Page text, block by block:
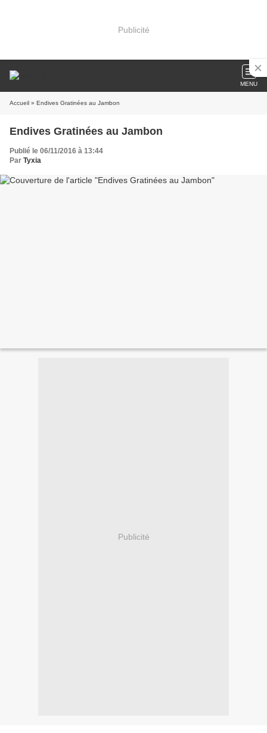
Publicité
MENU
Accueil » Endives Gratinées au Jambon
Endives Gratinées au Jambon
Publié le 06/11/2016 à 13:44
Par Tyxia
Publicité